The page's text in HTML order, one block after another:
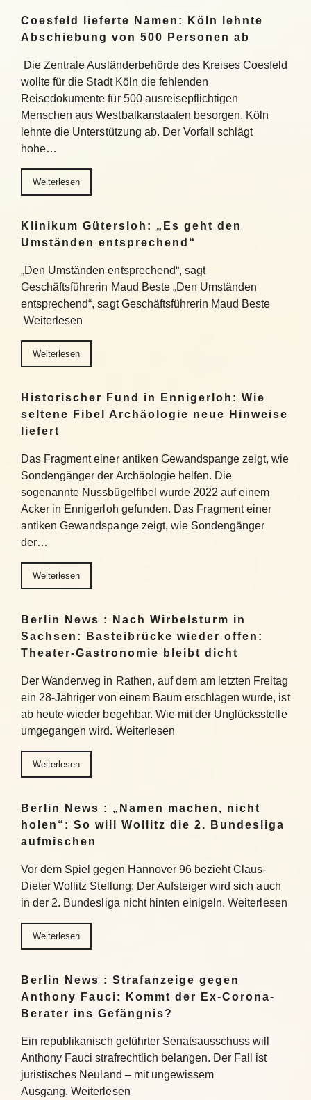
Coesfeld lieferte Namen: Köln lehnte
Abschiebung von 500 Personen ab
Die Zentrale Ausländerbehörde des Kreises Coesfeld
wollte für die Stadt Köln die fehlenden
Reisedokumente für 500 ausreisepflichtigen
Menschen aus Westbalkanstaaten besorgen. Köln
lehnte die Unterstützung ab. Der Vorfall schlägt
hohe…
Weiterlesen
Klinikum Gütersloh: „Es geht den
Umständen entsprechend“
„Den Umständen entsprechend“, sagt
Geschäftsführerin Maud Beste „Den Umständen
entsprechend“, sagt Geschäftsführerin Maud Beste
Weiterlesen
Weiterlesen
Historischer Fund in Ennigerloh: Wie
seltene Fibel Archäologie neue Hinweise
liefert
Das Fragment einer antiken Gewandspange zeigt, wie
Sondengänger der Archäologie helfen. Die
sogenannte Nussbügelfibel wurde 2022 auf einem
Acker in Ennigerloh gefunden. Das Fragment einer
antiken Gewandspange zeigt, wie Sondengänger
der…
Weiterlesen
Berlin News : Nach Wirbelsturm in
Sachsen: Basteibrücke wieder offen:
Theater-Gastronomie bleibt dicht
Der Wanderweg in Rathen, auf dem am letzten Freitag
ein 28-Jähriger von einem Baum erschlagen wurde, ist
ab heute wieder begehbar. Wie mit der Unglücksstelle
umgegangen wird. Weiterlesen
Weiterlesen
Berlin News : „Namen machen, nicht
holen“: So will Wollitz die 2. Bundesliga
aufmischen
Vor dem Spiel gegen Hannover 96 bezieht Claus-
Dieter Wollitz Stellung: Der Aufsteiger wird sich auch
in der 2. Bundesliga nicht hinten einigeln. Weiterlesen
Weiterlesen
Berlin News : Strafanzeige gegen
Anthony Fauci: Kommt der Ex-Corona-
Berater ins Gefängnis?
Ein republikanisch geführter Senatsausschuss will
Anthony Fauci strafrechtlich belangen. Der Fall ist
juristisches Neuland – mit ungewissem
Ausgang. Weiterlesen